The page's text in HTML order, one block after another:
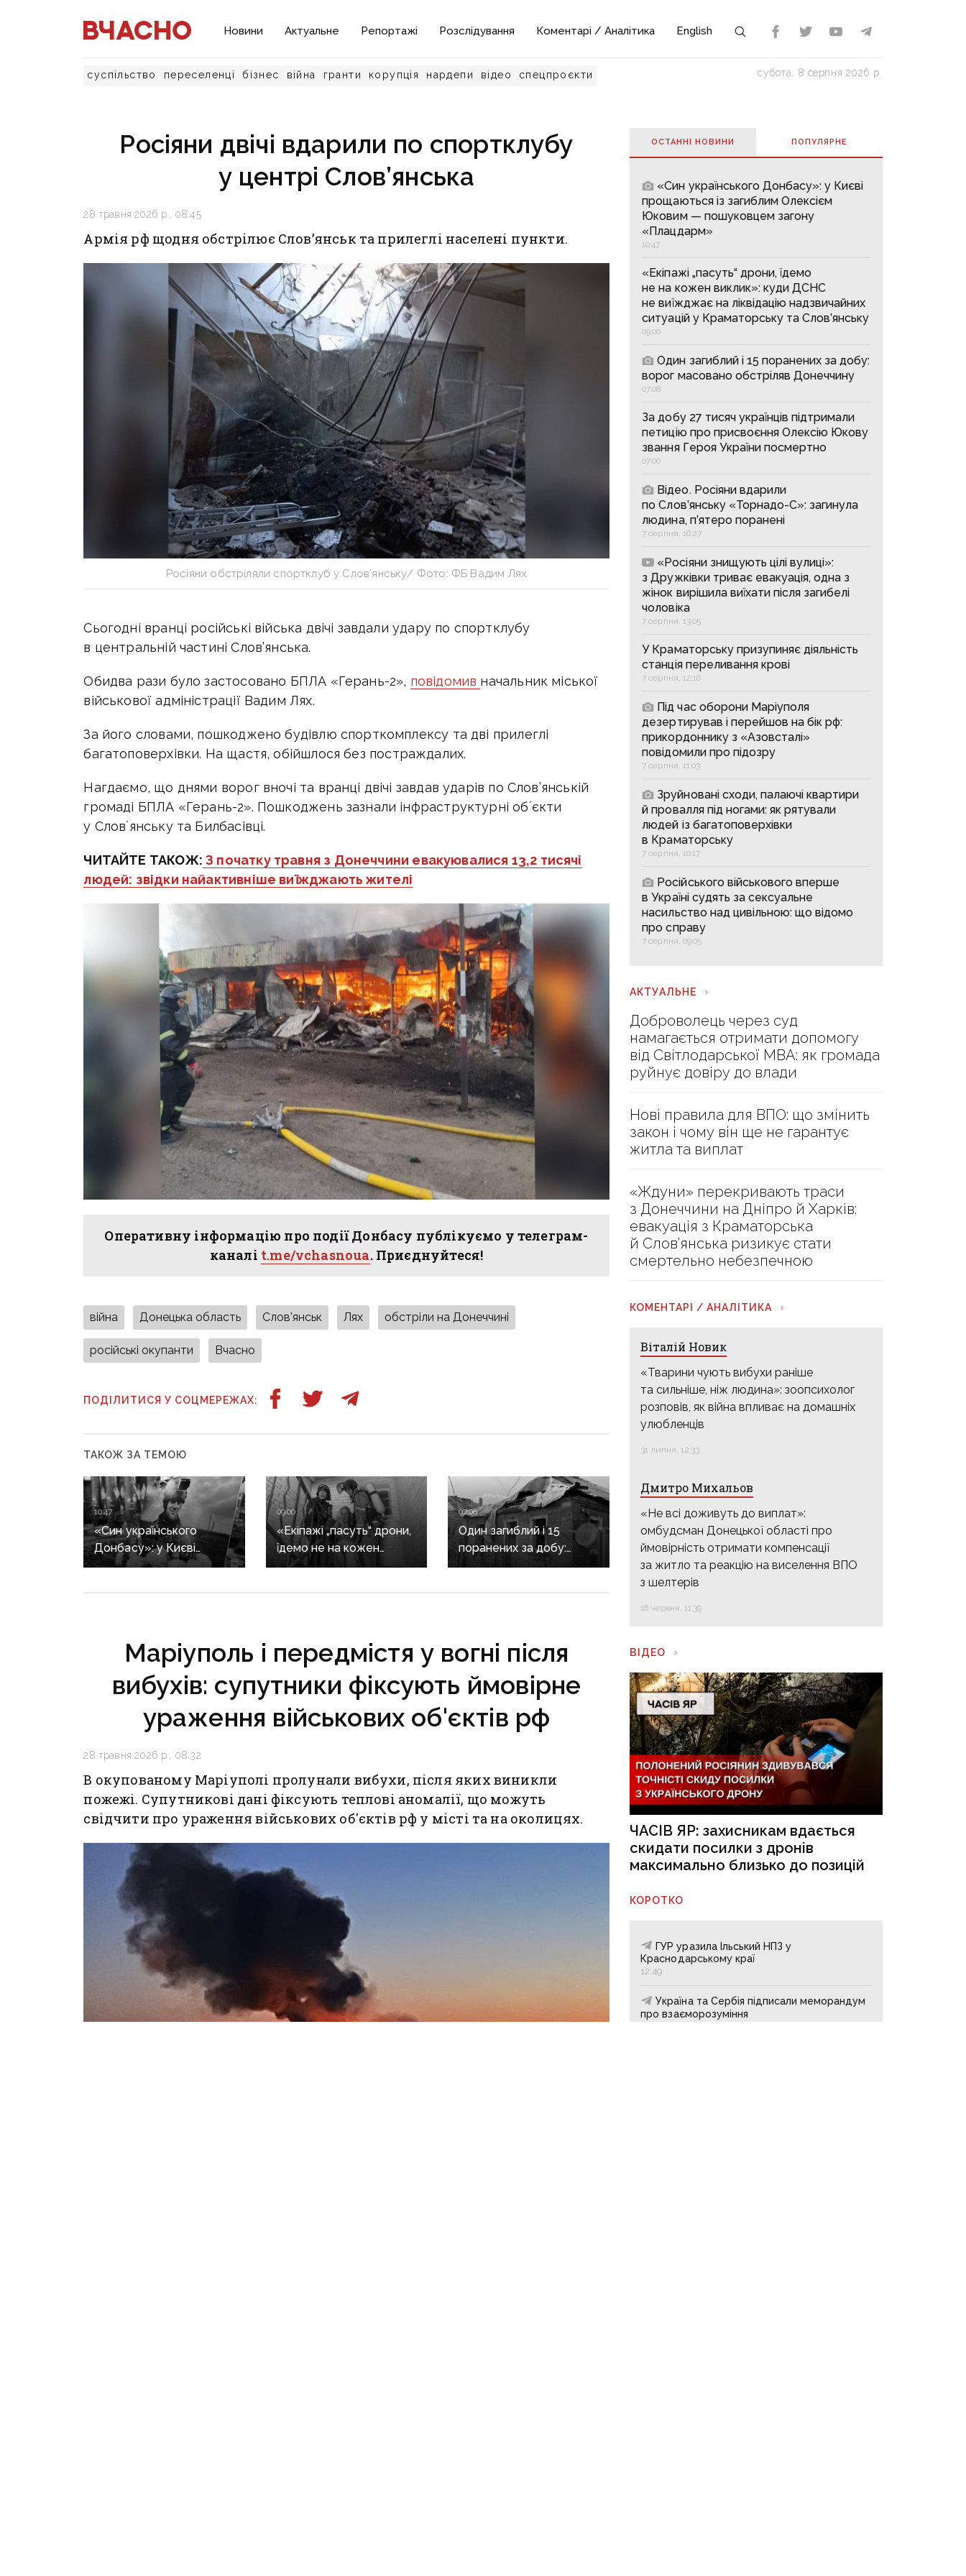
Новини Актуальне Репортажі Розслідування Коментарі / Аналітика English
суспільство переселенці бізнес війна гранти корупція нардепи відео спецпроєкти субота, 8 серпня 2026 р.
Росіяни двічі вдарили по спортклубу
у центрі Слов’янська
28 травня 2026 р., 08:45
Армія рф щодня обстрілює Слов’янськ та прилеглі населені пункти.
Росіяни обстріляли спортклуб у Слов’янську/ Фото: ФБ Вадим Лях
Сьогодні вранці російські війська двічі завдали удару по спортклубу
в центральній частині Слов’янська.
Обидва рази було застосовано БПЛА «Герань-2», повідомив начальник міської
військової адміністрації Вадим Лях.
За його словами, пошкоджено будівлю спорткомплексу та дві прилеглі
багатоповерхівки. На щастя, обійшлося без постраждалих.
Нагдаємо, що днями ворог вночі та вранці двічі завдав ударів по Слов’янській
громаді БПЛА «Герань-2». Пошкоджень зазнали інфраструктурні обʼєкти
у Словʼянську та Билбасівці.
ЧИТАЙТЕ ТАКОЖ: З початку травня з Донеччини евакуювалися 13,2 тисячі
людей: звідки найактивніше виїжджають жителі
Оперативну інформацію про події Донбасу публікуємо у телеграм-
каналі t.me/vchasnoua. Приєднуйтеся!
війна Донецька область Слов'янськ Лях обстріли на Донеччині
російські окупанти Вчасно
ПОДІЛИТИСЯ У СОЦМЕРЕЖАХ:
ТАКОЖ ЗА ТЕМОЮ
10:47
«Син українського
Донбасу»: у Києві
прощаються із загиблим
09:00
«Екіпажі „пасуть“ дрони,
їдемо не на кожен
виклик»: куди ДСНС
та Слов’янську
07:08
Один загиблий і 15
поранених за добу:
ворог масовано
Маріуполь і передмістя у вогні після
вибухів: супутники фіксують ймовірне
ураження військових об'єктів рф
28 травня 2026 р., 08:32
В окупованому Маріуполі пролунали вибухи, після яких виникли
пожежі. Супутникові дані фіксують теплові аномалії, що можуть
свідчити про ураження військових об'єктів рф у місті та на околицях.
ОСТАННІ НОВИНИ ПОПУЛЯРНE
«Син українського Донбасу»: у Києві
прощаються із загиблим Олексієм
Юковим — пошуковцем загону
«Плацдарм»
10:47
«Екіпажі „пасуть“ дрони, їдемо
не на кожен виклик»: куди ДСНС
не виїжджає на ліквідацію надзвичайних
ситуацій у Краматорську та Слов’янську
09:00
Один загиблий і 15 поранених за добу:
ворог масовано обстріляв Донеччину
07:08
За добу 27 тисяч українців підтримали
петицію про присвоєння Олексію Юкову
звання Героя України посмертно
07:00
Відео. Росіяни вдарили
по Слов’янську «Торнадо-С»: загинула
людина, п’ятеро поранені
7 серпня, 16:27
«Росіяни знищують цілі вулиці»:
з Дружківки триває евакуація, одна з
жінок вирішила виїхати після загибелі
чоловіка
7 серпня, 13:05
У Краматорську призупиняє діяльність
станція переливання крові
7 серпня, 12:16
Під час оборони Маріуполя
дезертирував і перейшов на бік рф:
прикордоннику з «Азовсталі»
повідомили про підозру
7 серпня, 11:03
Зруйновані сходи, палаючі квартири
й провалля під ногами: як рятували
людей із багатоповерхівки
в Краматорську
7 серпня, 10:17
Російського військового вперше
в Україні судять за сексуальне
насильство над цивільною: що відомо
про справу
7 серпня, 09:05
АКТУАЛЬНЕ
Доброволець через суд
намагається отримати допомогу
від Світлодарської МВА: як громада
руйнує довіру до влади
Нові правила для ВПО: що змінить
закон і чому він ще не гарантує
житла та виплат
«Ждуни» перекривають траси
з Донеччини на Дніпро й Харків:
евакуація з Краматорська
й Слов’янська ризикує стати
смертельно небезпечною
КОМЕНТАРІ / АНАЛІТИКА
Віталій Новик
«Тварини чують вибухи раніше
та сильніше, ніж людина»: зоопсихолог
розповів, як війна впливає на домашніх
улюбленців
31 липня, 12:33
Дмитро Михальов
«Не всі доживуть до виплат»:
омбудсман Донецької області про
ймовірність отримати компенсації
за житло та реакцію на виселення ВПО
з шелтерів
16 червня, 11:39
ВІДЕО
ЧАСІВ ЯР: захисникам вдається
скидати посилки з дронів
максимально близько до позицій
КОРОТКО
ГУР уразила Ільський НПЗ у
Краснодарському краї
12:49
Україна та Сербія підписали меморандум
про взаєморозуміння